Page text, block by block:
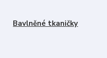
Bavlněné tkaničky